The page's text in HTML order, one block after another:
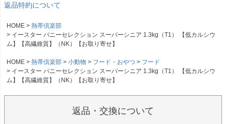
返品特約について
HOME
熱帯倶楽部
イースター バニーセレクション スーパーシニア 1.3kg（T1） 【低カルシウ
ム】【高繊維質】（NK）【お取り寄せ】
HOME 熱帯倶楽部 小動物 フード・おやつ
フード
イースター バニーセレクション スーパーシニア 1.3kg（T1） 【低カルシウ
ム】【高繊維質】（NK）【お取り寄せ】
返品・交換について